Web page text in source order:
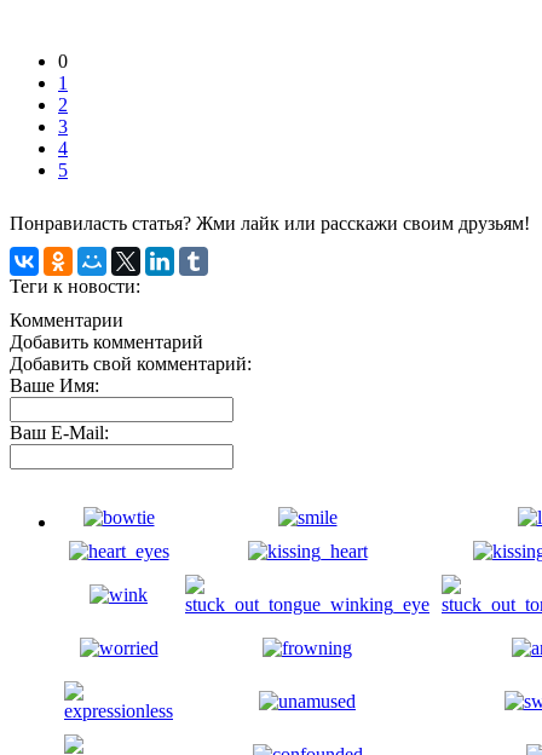
0
1
2
3
4
5
Понравиласть статья? Жми лайк или расскажи своим друзьям!
Теги к новости:
Комментарии
Добавить комментарий
Добавить свой комментарий:
Ваше Имя:
Ваш E-Mail: